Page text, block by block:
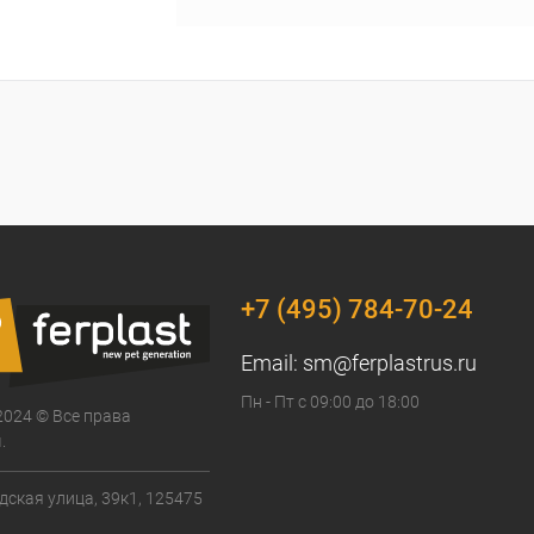
© Все права
улица, 39к1, 125475
+7 (495) 784-70-24
Email: sm@ferplastrus.ru
Пн - Пт с 09:00 до 18:00